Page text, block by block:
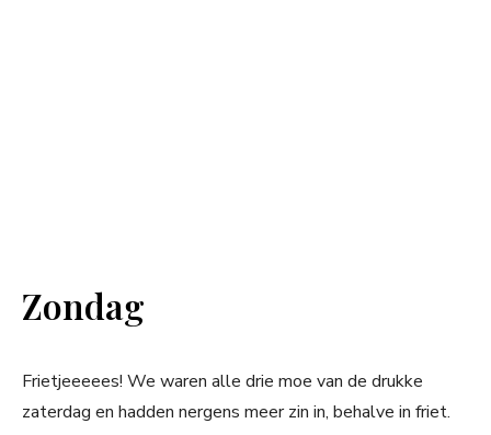
Zondag
Frietjeeeees! We waren alle drie moe van de drukke
zaterdag en hadden nergens meer zin in, behalve in friet.